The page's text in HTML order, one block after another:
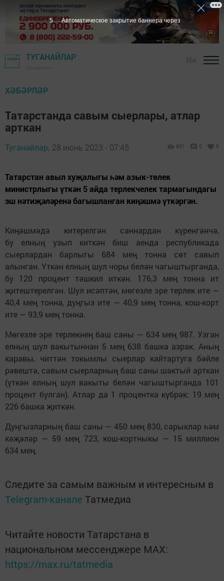
ТУГАНАЙЛАР
ХӘБӘРЛӘР
Татарстанда савым сыерлары, атлар
арткан
Туганайлар, 28 июнь 2023 - 07:45 831 0 0
Татарстан авыл хуҗалыгы һәм азык-төлек
министрлыгы үткән 5 айда терлекчелек тармагындагы
эш нәтиҗәләренә багышланган киңәшмә үткәргән.
Киңәшмәдә китерелгән саннардан күренгәнчә,
бу елның узып киткән биш аенда республикада
сыерлардан барлыгы 684 мең тонна сөт савып
алынган. Үткән елның шул чоры белән чагыштырганда,
бу 120 процент тәшкил иткән. 176,3 мең тонна ит
җитештерелгән. Шул исәптән, мөгезле эре терлек ите —
40,4 мең тонна, дуңгыз ите — 40,9 мең тонна, кош-корт
ите — 93,9 мең тонна.
Мөгезле эре терлекнең баш саны — 634 мең 987. Узган
елның шул вакытыннан 5 мең 638 башка азрак. Аның
каравы, читтән токымлы сыерлар кайтартуга бәйле
рәвештә, савым сыерларның баш саны шактый арткан
(үткән елның шул вакыты белән чагыштырганда 101
процент булган). Атлар да 1 процентка күбрәк: 19 мең
226 башка җиткән.
Дуңгызларның баш саны — 450 мең 830, сарыклар һәм
кәҗәләр — 59 мең 723, кош-кортныкы — 15 миллион
634 мең.
Следите за самым важным и интересным в
Telegram-канале Татмедиа
Читайте новости Татарстана в
национальном мессенджере MАХ:
https://max.ru/tatmedia
4 Автоматическое закрытие баннера через